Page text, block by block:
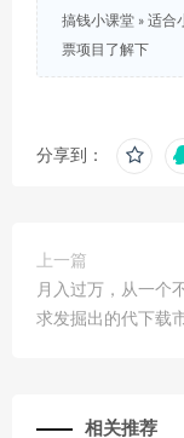
搞钱小课堂 » 适合
票项目了解下
分享到：
上一篇
月入过万，从一个
求发掘出的代下载
相关推荐